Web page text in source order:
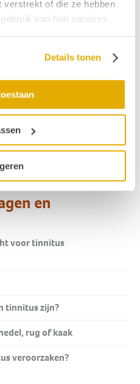
verstrekt of die ze hebben
van hun services.
Details tonen
slechthorendheid
en
voor tinnitus
tinnitus zijn?
rug of kaak
veroorzaken?